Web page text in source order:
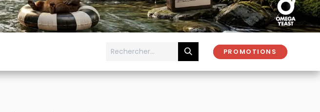
PROMOTIONS